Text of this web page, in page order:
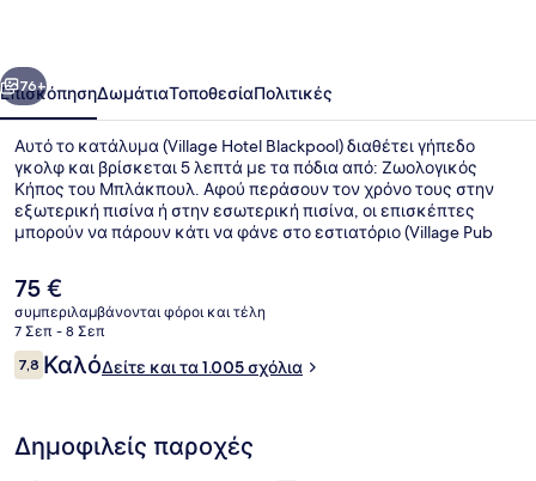
Επόμενο
76+
ΕπισκόπησηΔωμάτιαΤοποθεσίαΠολιτικές
Αυτό το κατάλυμα (Village Hotel Blackpool) διαθέτει γήπεδο
γκολφ και βρίσκεται 5 λεπτά με τα πόδια από: Ζωολογικός
Κήπος του Μπλάκπουλ. Αφού περάσουν τον χρόνο τους στην
εξωτερική πισίνα ή στην εσωτερική πισίνα, οι επισκέπτες
μπορούν να πάρουν κάτι να φάνε στο εστιατόριο (Village Pub
για πρωινό, μεσημεριανό και βραδινό. Σε αυτό το ξενοδοχείο
(πολυτελείας) θα βρείτε ακόμη μπαρ/lounge, γυμναστήριο και
μπανιέρα υδρομασάζ. Για την πισίνα και το εξυπηρετικό
προσωπικό τα καταλύματα λαμβάνουν εξαιρετική βαθμολογία
από τους ταξιδιώτες.
Η
τρέχουσα
τιμή
είναι
75 €
75 €
συμπεριλαμβάνονται φόροι και τέλη
7 Σεπ - 8 Σεπ
Σχόλια
7,87,8 στα 10
ΚαλόΔείτε και τα 1.005 σχόλια
Δημοφιλείς παροχές